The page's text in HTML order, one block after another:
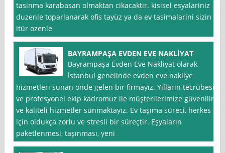
tasinma karabasan olmaktan cikacaktir. kisisel esyalariniz
duzenle toparlanarak ofis tayüz ya da ev tasimalarini sizin
itür ozenle
BAYRAMPAŞA EVDEN EVE NAKLİYAT
Bayrampaşa Evden Eve Nakliyat olarak
İstanbul genelinde evden eve nakliye
hizmetleri sunan önde gelen bir firmayız. Yılların tecrübesi
ve profesyonel ekip kadromuz ile müşterilerimize güvenilir
ve kaliteli hizmetler sunmaktayız. Ev taşıma süreci, herkes
için oldukça zorlu ve stresli bir süreçtir. Eşyaların
paketlenmesi, taşınması, yeni